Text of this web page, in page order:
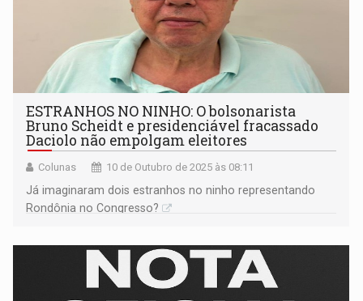
ESTRANHOS NO NINHO: O bolsonarista
Bruno Scheidt e presidenciável fracassado
Daciolo não empolgam eleitores
Colunas 10 de Outubro de 2025 às 08:11
Já imaginaram dois estranhos no ninho representando
Rondônia no Congresso?